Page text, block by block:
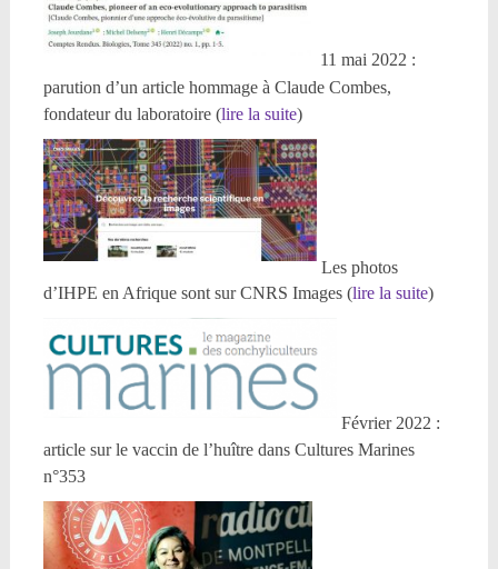
11 mai 2022 :
parution d’un article hommage à Claude Combes,
fondateur du laboratoire (lire la suite)
Les photos
d’IHPE en Afrique sont sur CNRS Images (lire la suite)
Février 2022 :
article sur le vaccin de l’huître dans Cultures Marines
n°353